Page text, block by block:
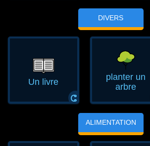
DIVERS
Un livre
ⵛ
planter un
arbre
ALIMENTATION